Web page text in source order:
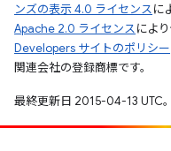
ンズの表示 4.0 ライセンスに
Apache 2.0 ライセンスによ
Developers サイトのポリシー
関連会社の登録商標です。
最終更新日 2015-04-13 UTC。